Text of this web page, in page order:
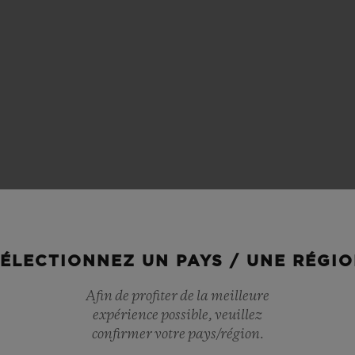
UN PAYS / UNE
Afin de profiter de la meilleure
expérience possible, veuillez
confirmer votre pays/région.